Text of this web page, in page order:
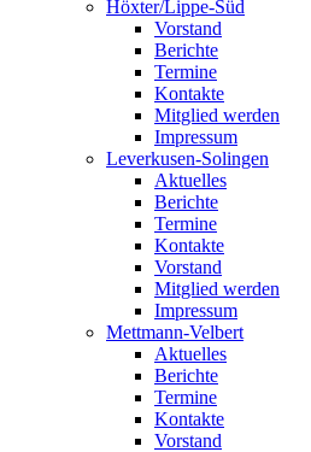
Höxter/Lippe-Süd
Vorstand
Berichte
Termine
Kontakte
Mitglied werden
Impressum
Leverkusen-Solingen
Aktuelles
Berichte
Termine
Kontakte
Vorstand
Mitglied werden
Impressum
Mettmann-Velbert
Aktuelles
Berichte
Termine
Kontakte
Vorstand